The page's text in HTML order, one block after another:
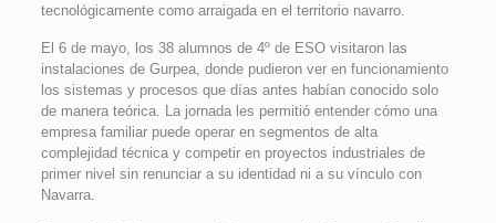
tecnológicamente como arraigada en el territorio navarro.
El 6 de mayo, los 38 alumnos de 4º de ESO visitaron las
instalaciones de Gurpea, donde pudieron ver en funcionamiento
los sistemas y procesos que días antes habían conocido solo
de manera teórica. La jornada les permitió entender cómo una
empresa familiar puede operar en segmentos de alta
complejidad técnica y competir en proyectos industriales de
primer nivel sin renunciar a su identidad ni a su vínculo con
Navarra.